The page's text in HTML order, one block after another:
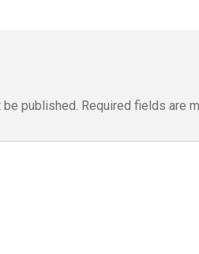
published. Required fields are